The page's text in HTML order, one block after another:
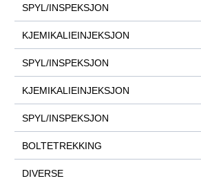
SPYL/INSPEKSJON
KJEMIKALIEINJEKSJON
SPYL/INSPEKSJON
KJEMIKALIEINJEKSJON
SPYL/INSPEKSJON
BOLTETREKKING
DIVERSE